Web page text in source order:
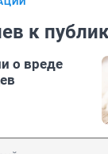
к
о вреде